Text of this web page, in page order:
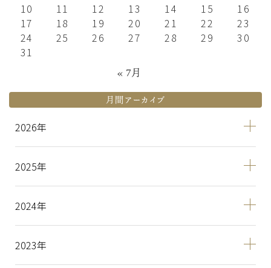
10
11 12 13 14 15
16
17
18 19 20 21 22
23
24
25 26 27 28 29
30
31
« 7月
月間アーカイブ
2026
2025
2024
2023